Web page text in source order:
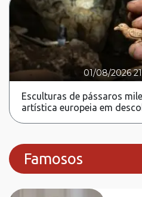
01/08/2026
Esculturas de pássaros
artística europeia em
Famosos